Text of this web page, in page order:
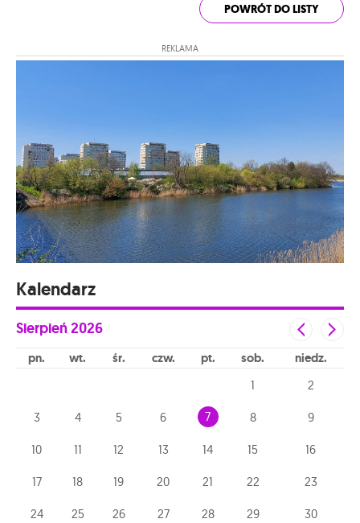
POWRÓT DO LISTY
REKLAMA
Kalendarz
Sierpień2026
pn wt śr czw pt sob niedz
1 2
3 4 5 6 7 8 9
10 11 12 13 14 15 16
17 18 19 20 21 22 23
24 25 26 27 28 29 30